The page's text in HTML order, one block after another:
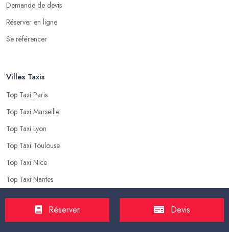
Demande de devis
Réserver en ligne
Se référencer
Villes Taxis
Top Taxi Paris
Top Taxi Marseille
Top Taxi Lyon
Top Taxi Toulouse
Top Taxi Nice
Top Taxi Nantes
Top Taxis
Réserver Devis